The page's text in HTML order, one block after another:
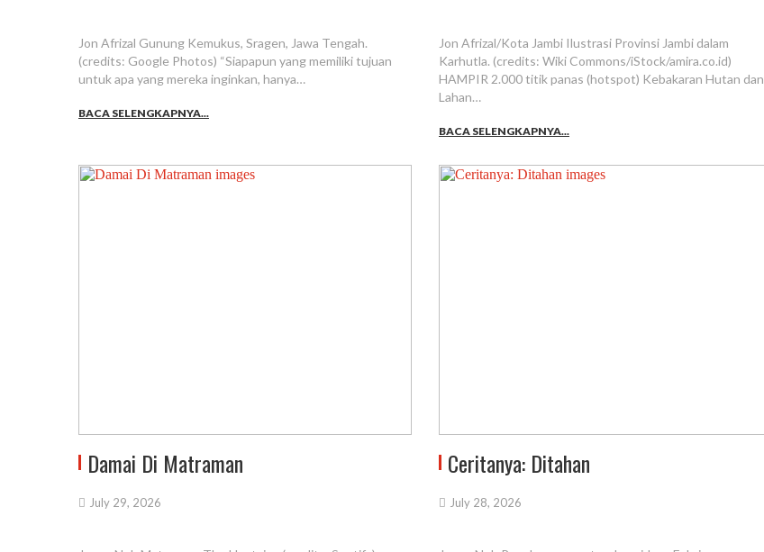
Jon Afrizal Gunung Kemukus, Sragen, Jawa Tengah.
(credits: Google Photos) “Siapapun yang memiliki tujuan
untuk apa yang mereka inginkan, hanya…
BACA SELENGKAPNYA...
Jon Afrizal/Kota Jambi Ilustrasi Provinsi Jambi dalam
Karhutla. (credits: Wiki Commons/iStock/amira.co.id)
HAMPIR 2.000 titik panas (hotspot) Kebakaran Hutan dan
Lahan…
BACA SELENGKAPNYA...
Damai Di Matraman
July 29, 2026
Ceritanya: Ditahan
July 28, 2026